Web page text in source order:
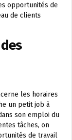
opportunités de
de clients
les horaires
un petit job à
son emploi du
tâches, on
de travail